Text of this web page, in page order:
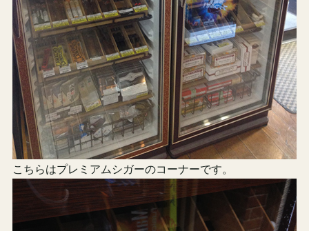
こちらはプレミアムシガーのコーナーです。